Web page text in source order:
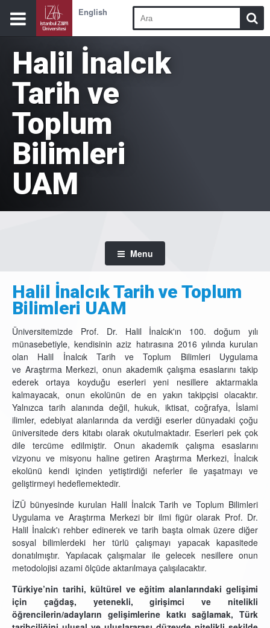
English
Halil İnalcık
Tarih ve
Toplum
Bilimleri
UAM
Menu
Halil İnalcık Tarih ve Toplum
Bilimleri UAM
Üniversitemizde Prof. Dr. Halil İnalcık'ın 100. doğum yılı
münasebetiyle, kendisinin aziz hatırasına 2016 yılında kurulan
olan Halil İnalcık Tarih ve Toplum Bilimleri Uygulama
ve Araştırma Merkezi, onun akademik çalışma esaslarını takip
ederek ortaya koyduğu eserleri yeni nesillere aktarmakla
kalmayacak, onun ekolünün de en yakın takipçisi olacaktır.
Yalnızca tarih alanında değil, hukuk, iktisat, coğrafya, İslami
ilimler, edebiyat alanlarında da verdiği eserler dünyadaki çoğu
üniversitede ders kitabı olarak okutulmaktadır. Eserleri pek çok
dile tercüme edilmiştir. Onun akademik çalışma esaslarını
vizyonu ve misyonu haline getiren Araştırma Merkezi, İnalcık
ekolünü kendi içinden yetiştirdiği neferler ile yaşatmayı ve
geliştirmeyi hedeflemektedir.
İZÜ bünyesinde kurulan Halil İnalcık Tarih ve Toplum Bilimleri
Uygulama ve Araştırma Merkezi bir ilmi figür olarak Prof. Dr.
Halil İnalcık'ı rehber edinerek ve tarih başta olmak üzere diğer
sosyal bilimlerdeki her türlü çalışmayı yapacak kapasitede
donatılmıştır. Yapılacak çalışmalar ile gelecek nesillere onun
metodolojisi azami ölçüde aktarılmaya çalışılacaktır.
Türkiye’nin tarihi, kültürel ve eğitim alanlarındaki gelişimi
için çağdaş, yetenekli, girişimci ve nitelikli
öğrencilerin/adayların gelişimlerine katkı sağlamak, Türk